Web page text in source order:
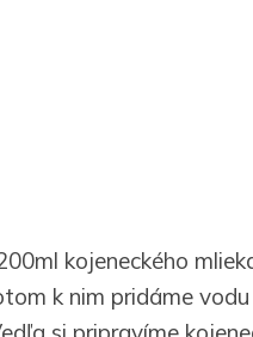
kojeneckého
k nim pridáme